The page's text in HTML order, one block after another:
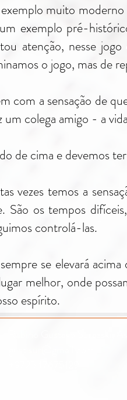
muito
exemplo pré-
atenção, nesse
o jogo, mas de
com a sensação de
colega amigo - a
de cima e devemos
vezes temos a
São os tempos
controlá-las.
se elevará
melhor, onde
espírito.